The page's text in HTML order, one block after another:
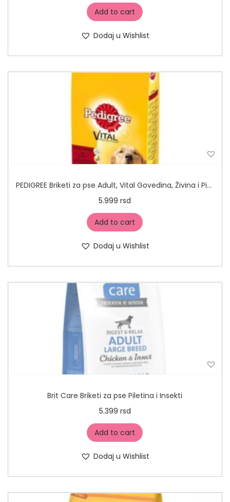
Add to cart
Dodaj u Wishlist
PEDIGREE Briketi za pse Adult, Vital Govedina, Živina i Pirinač
5.999rsd
Add to cart
Dodaj u Wishlist
Brit Care Briketi za pse Piletina i Insekti
5.399 rsd
Add to cart
Dodaj u Wishlist